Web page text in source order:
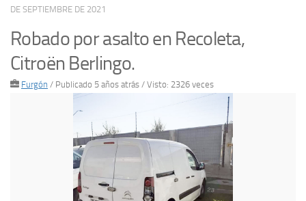
DE SEPTIEMBRE DE 2021
Robado por asalto en Recoleta,
Citroën Berlingo.
Furgón / Publicado 5 años atrás / Visto: 2326 veces